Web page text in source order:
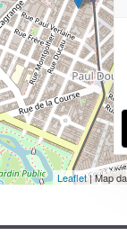
Leaflet| Map